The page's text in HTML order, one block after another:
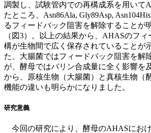
調製し、試験管内での再構成系を用いて
たところ、Asn86Ala, Gly89Asp,
るフィードバック阻害を解除することが
（図3）。以上の結果から、AHASのフ
構が生物間で広く保存されていることが
た、大腸菌ではフィードバック阻害を解
が、酵母ではバリン合成量に全く影響を
から、原核生物（大腸菌）と真核生物（
機能の違いも明らかになりました。
研究意義
今回の研究により、酵母のAHASにお